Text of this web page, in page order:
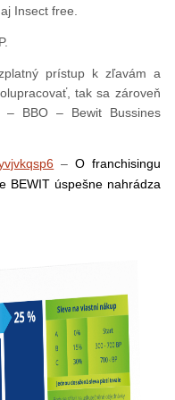
Insect free.
prístup k zľavám a
tak sa zároveň
– BBO – Bewit Bussines
– O franchisingu
BEWIT úspešne nahrádza